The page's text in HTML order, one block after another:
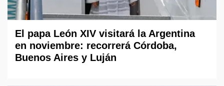
El papa León XIV visitará la Argentina
en noviembre: recorrerá Córdoba,
Buenos Aires y Luján